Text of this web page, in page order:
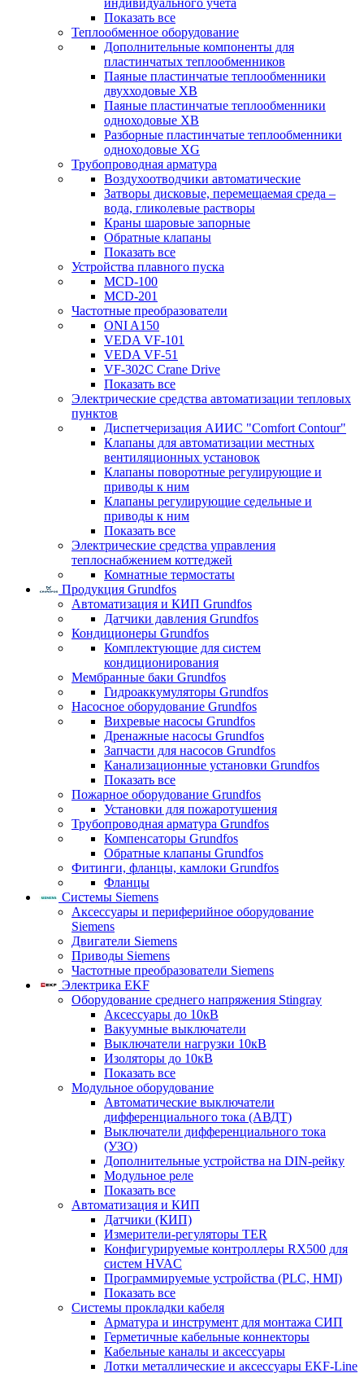
индивидуального учета
Показать все
Теплообменное оборудование
Дополнительные компоненты для
пластинчатых теплообменников
Паяные пластинчатые теплообменники
двухходовые XB
Паяные пластинчатые теплообменники
одноходовые ХВ
Разборные пластинчатые теплообменники
одноходовые ХG
Трубопроводная арматура
Воздухоотводчики автоматические
Затворы дисковые, перемещаемая среда –
вода, гликолевые растворы
Краны шаровые запорные
Обратные клапаны
Показать все
Устройства плавного пуска
MCD-100
MCD-201
Частотные преобразователи
ONI A150
VEDA VF-101
VEDA VF-51
VF-302C Crane Drive
Показать все
Электрические средства автоматизации тепловых
пунктов
Диспетчеризация АИИС "Comfort Contour"
Клапаны для автоматизации местных
вентиляционных установок
Клапаны поворотные регулирующие и
приводы к ним
Клапаны регулирующие седельные и
приводы к ним
Показать все
Электрические средства управления
теплоснабжением коттеджей
Комнатные термостаты
Продукция Grundfos
Автоматизация и КИП Grundfos
Датчики давления Grundfos
Кондиционеры Grundfos
Комплектующие для систем
кондиционирования
Мембранные баки Grundfos
Гидроаккумуляторы Grundfos
Насосное оборудование Grundfos
Вихревые насосы Grundfos
Дренажные насосы Grundfos
Запчасти для насосов Grundfos
Канализационные установки Grundfos
Показать все
Пожарное оборудование Grundfos
Установки для пожаротушения
Трубопроводная арматура Grundfos
Компенсаторы Grundfos
Обратные клапаны Grundfos
Фитинги, фланцы, камлоки Grundfos
Фланцы
Системы Siemens
Аксессуары и периферийное оборудование
Siemens
Двигатели Siemens
Приводы Siemens
Частотные преобразователи Siemens
Электрика EKF
Оборудование среднего напряжения Stingray
Аксессуары до 10кВ
Вакуумные выключатели
Выключатели нагрузки 10кВ
Изоляторы до 10кВ
Показать все
Модульное оборудование
Автоматические выключатели
дифференциального тока (АВДТ)
Выключатели дифференциального тока
(УЗО)
Дополнительные устройства на DIN-рейку
Модульное реле
Показать все
Автоматизация и КИП
Датчики (КИП)
Измерители-регуляторы TER
Конфигурируемые контроллеры RX500 для
систем HVAC
Программируемые устройства (PLC, HMI)
Показать все
Системы прокладки кабеля
Арматура и инструмент для монтажа СИП
Герметичные кабельные коннекторы
Кабельные каналы и аксессуары
Лотки металлические и аксессуары EKF-Line